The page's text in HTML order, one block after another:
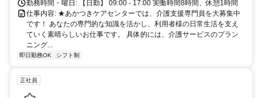
勤務時間・曜日: 【日勤】 09:00 - 17:00 実働時間8時間、休憩1時間
仕事内容: ★あかつきケアセンターでは、介護支援専門員を大募集中
です！ あなたの専門的な知識を活かし、利用者様の日常生活を支え
ていく素晴らしいお仕事です。 具体的には、介護サービスのプラン
ニング...
即日勤務OK シフト制
正社員